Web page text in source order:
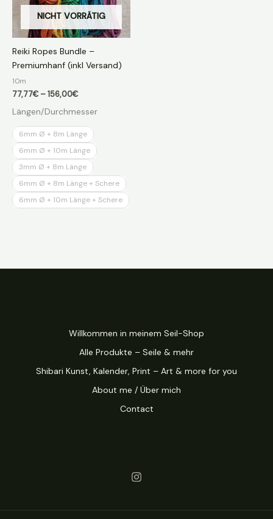
NICHT VORRÄTIG
Reiki Ropes Bundle –
Premiumhanf (inkl Versand)
10m
77,77€ –156,00€Preisspanne:
bis
Längen/Durchmesser
6mm Ø + 8m Länge
6mm Ø + 10m Länge
3mm Ø + 8m Länge
6mm Ø + 8m Länge + Schere
6mm Ø + 10m Länge + Schere
Willkommen in meinem Seil-Shop
Alle Produkte – Seile & mehr
Shibari Kunst, Kalender, Print – Art & more for you
About me / Über mich
Contact